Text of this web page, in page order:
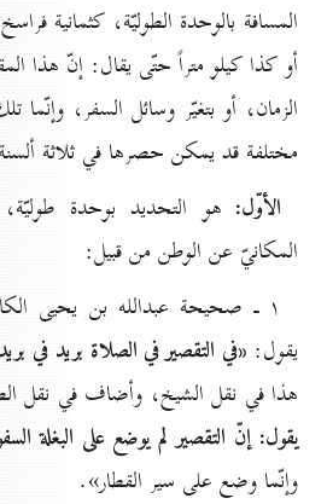
المسافة بالوحدة الطوليّة، كثمانية
أو كذا كيلو متراً حتّى يقال: إنّ هذا
الزمان، أو بتغيّر وسائل السفر، وإنّما
مختلفة قد يمكن حصرها في ثلاثة
الأوّل: هو التحديد بوحدة
المكانيّ عن الوطن من قبيل:
۱ ـ صحيحة عبدالله بن يحيى
يقول:«في التقصير في الصلاة بريد في
هذا في نقل الشيخ، وأضاف في نقل
يقول: إنّ التقصير لم يوضععلى البغلة
وإنّما وضع على سير القطار».